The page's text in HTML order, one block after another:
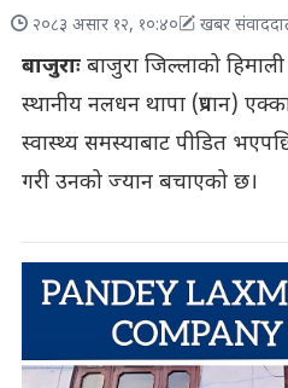
२०८३ असार १२, १०:४० खबर
बाजुराःबाजुरा जिल्लाको
स्थानीय नलधन थापा (प्रधान)
स्वास्थ्य समस्याबाट पीडित
गरी उनको ज्यान बचाएको छ।